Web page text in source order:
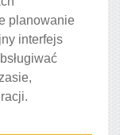
planowanie
interfejs